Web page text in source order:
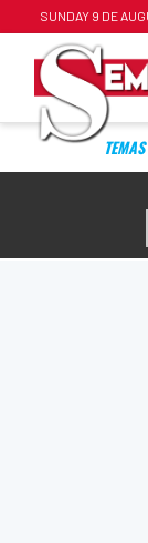
SUNDAY 9 DE